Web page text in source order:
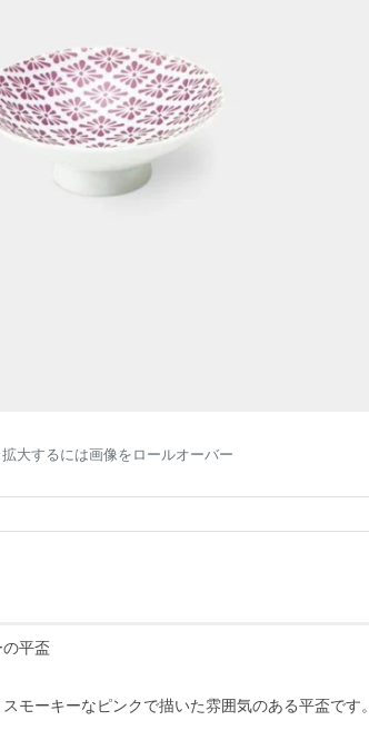
拡大するには画像をロールオーバー
平盃
モーキーなピンクで描いた雰囲気のある平盃です。